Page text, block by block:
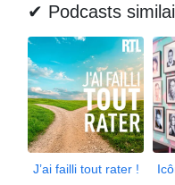
✔ Podcasts
J’ai failli tout rater !